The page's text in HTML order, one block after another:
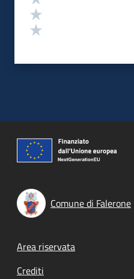
Comune di Falerone
Footer menu
Area riservata
Crediti